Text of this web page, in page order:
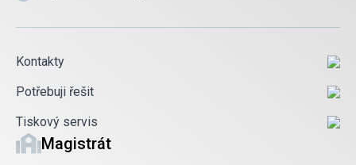
Kontakty
Potřebuji řešit
Tiskový servis
Magistrát